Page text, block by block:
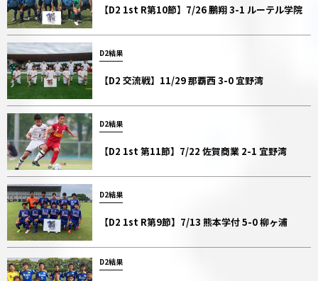
【D2 1st R第10節】7/26 鵬翔 3-1 ルーテル学院
D2結果
【D2 交流戦】11/29 那覇西 3-0 宜野湾
D2結果
【D2 1st 第11節】7/22 佐賀商業 2-1 宜野湾
D2結果
【D2 1st R第9節】7/13 熊本学付 5-0 柳ヶ浦
D2結果